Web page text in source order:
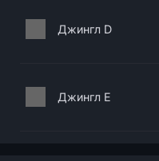
Джингл D
Джингл E